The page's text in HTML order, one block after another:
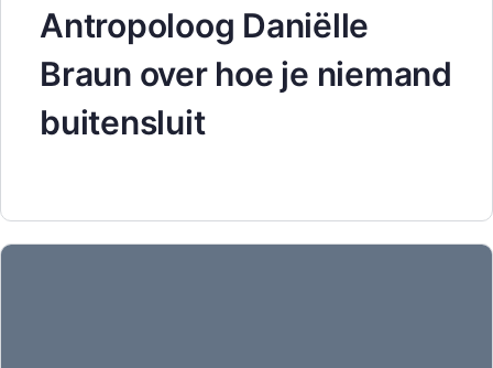
Antropoloog Daniëlle
Braun over hoe je niemand
buitensluit